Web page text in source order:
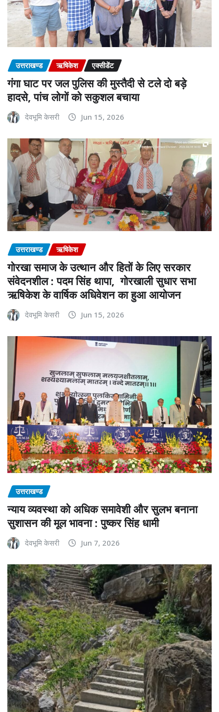
उत्तराखण्ड ऋषिकेश एक्सीडेंट
गंगा घाट पर जल पुलिस की मुस्तैदी से टले दो बड़े
हादसे, पांच लोगों को सकुशल बचाया
देवभूमि केसरी Jun 15, 2026
उत्तराखण्ड ऋषिकेश
गोरखा समाज के उत्थान और हितों के लिए सरकार
संवेदनशील : पदम सिंह थापा, गोरखाली सुधार सभा
ऋषिकेश के वार्षिक अधिवेशन का हुआ आयोजन
देवभूमि केसरी Jun 15, 2026
उत्तराखण्ड
न्याय व्यवस्था को अधिक समावेशी और सुलभ बनाना
सुशासन की मूल भावना : पुष्कर सिंह धामी
देवभूमि केसरी Jun 7, 2026